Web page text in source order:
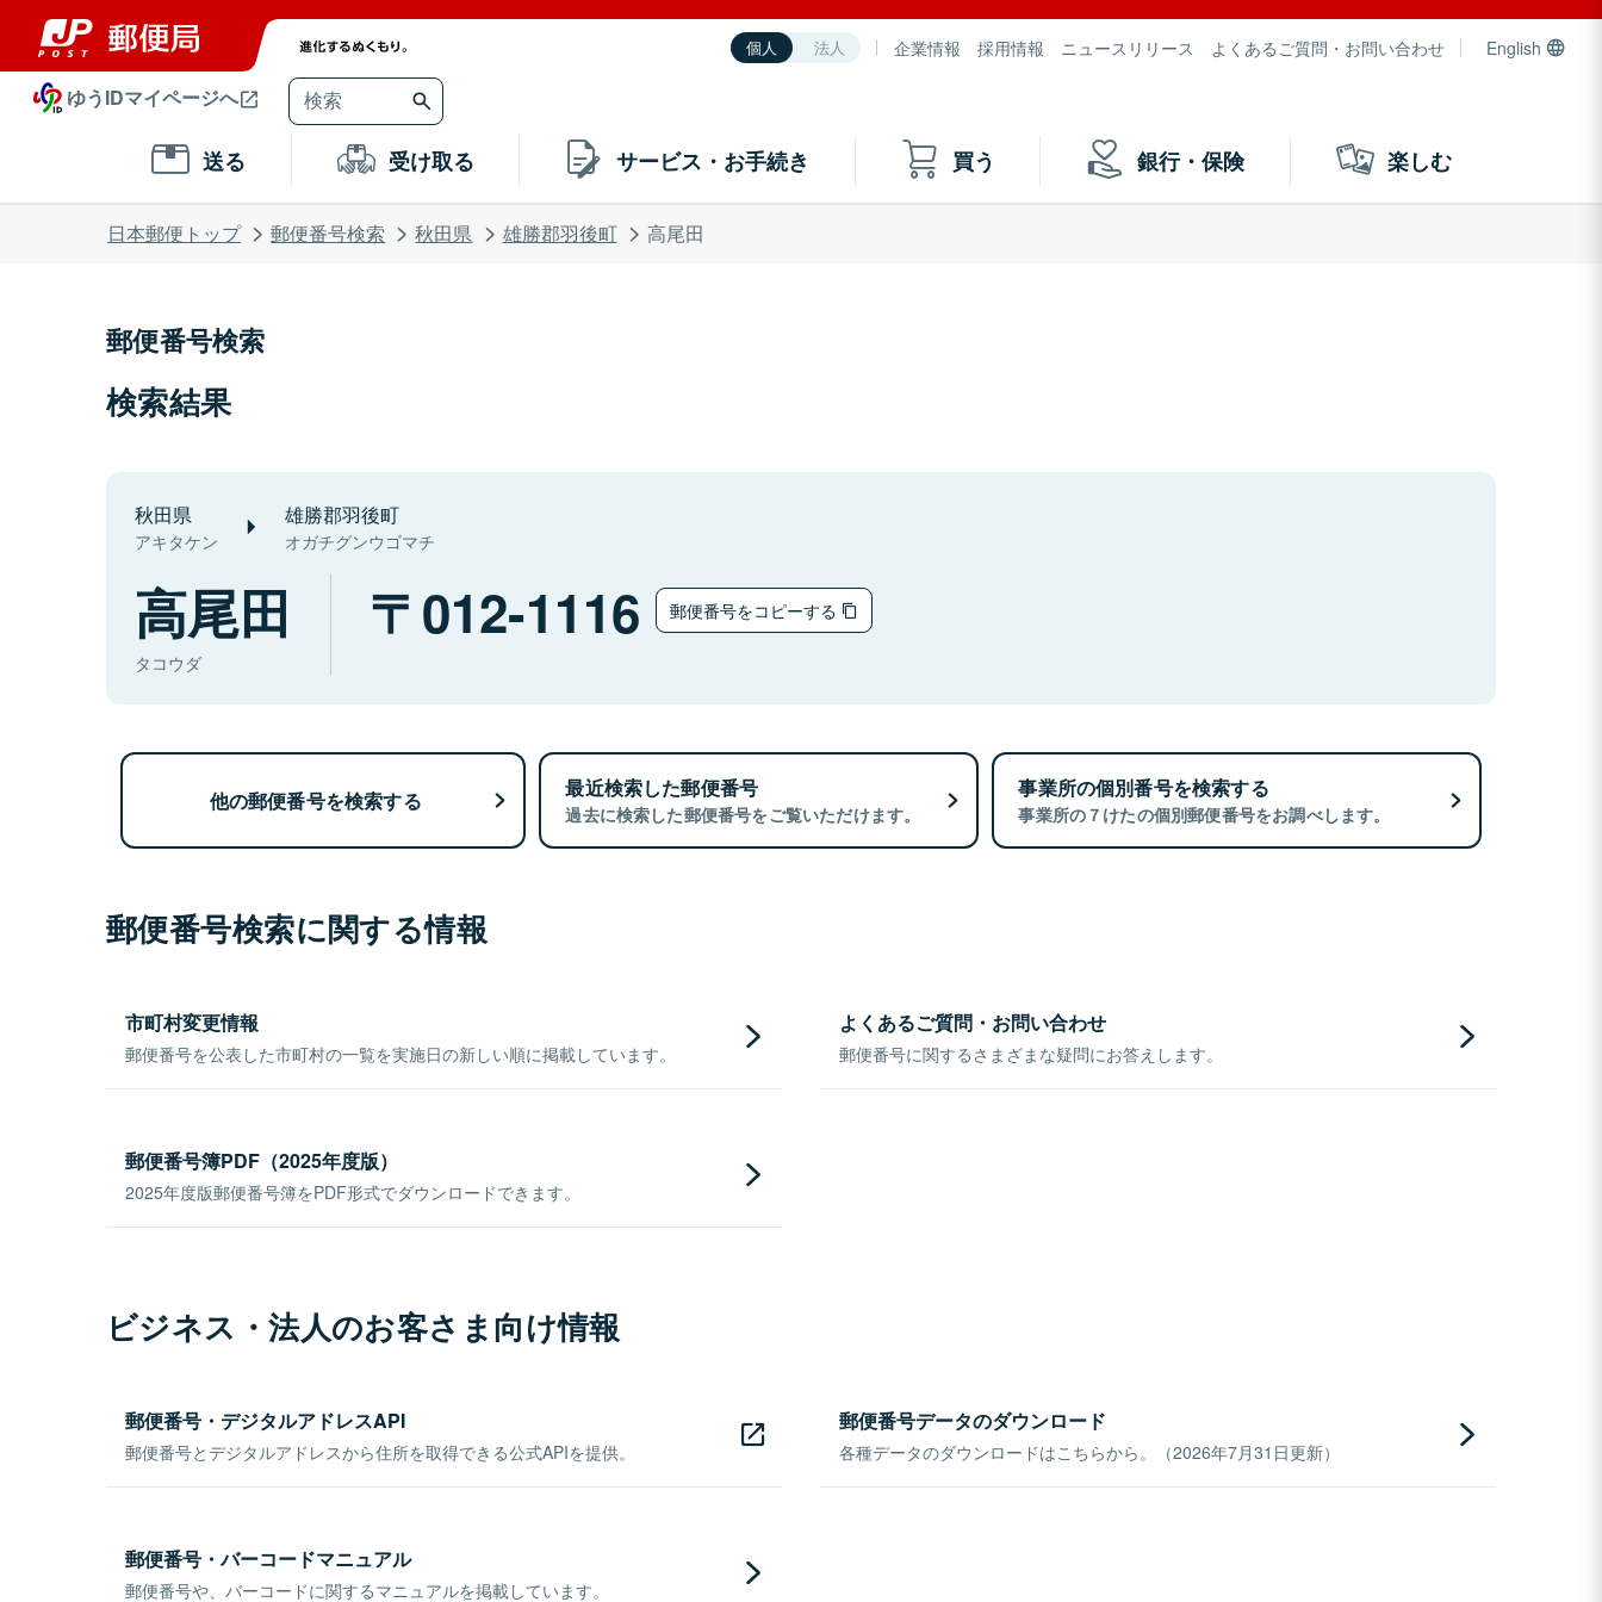
個人 法人 企業情報 採用情報 ニュースリリース よくあるご質問・お問い合わせ English
ゆうIDマイページへ
送る 受け取る サービス・お手続き 買う 銀行・保険 楽しむ
日本郵便トップ 郵便番号検索 秋田県 雄勝郡羽後町 高尾田
郵便番号検索
検索結果
秋田県
アキタケン
雄勝郡羽後町
オガチグンウゴマチ
高尾田
タコウダ
012-1116 郵便番号をコピーする
他の郵便番号を検索する 最近検索した郵便番号
過去に検索した郵便番号をご覧いただけます。
事業所の個別番号を検索する
事業所の７けたの個別郵便番号をお調べします。
郵便番号検索に関する情報
市町村変更情報
郵便番号を公表した市町村の一覧を実施日の新しい順に掲載しています。
よくあるご質問・お問い合わせ
郵便番号に関するさまざまな疑問にお答えします。
郵便番号簿PDF（2025年度版）
2025年度版郵便番号簿をPDF形式でダウンロードできます。
ビジネス・法人のお客さま向け情報
郵便番号・デジタルアドレスAPI
郵便番号とデジタルアドレスから住所を取得できる公式APIを提供。
郵便番号データのダウンロード
各種データのダウンロードはこちらから。（2026年7月31日更新）
郵便番号・バーコードマニュアル
郵便番号や、バーコードに関するマニュアルを掲載しています。